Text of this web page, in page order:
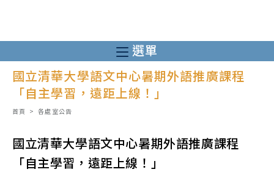
至
主
選單
國立清華大學語文中心暑期外語推廣課程
「自主學習，遠距上線！」
首頁 > 各處室公告
國立清華大學語文中心暑期外語推廣課程
「自主學習，遠距上線！」